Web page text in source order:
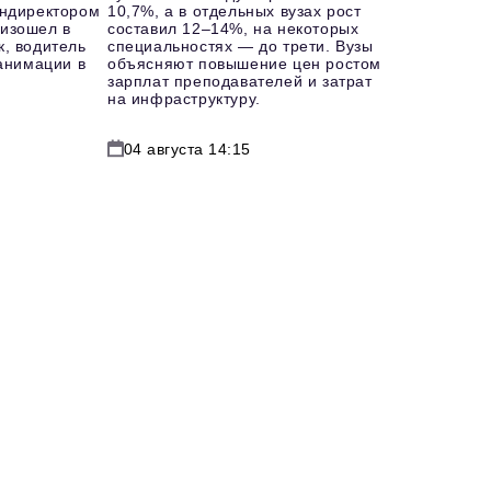
в
водитель
в
10,7%, а в отдельных вузах рост
составил 12–14%, на некоторых
специальностях — до трети. Вузы
объясняют повышение цен ростом
зарплат преподавателей и затрат
на инфраструктуру.
04 августа 14:15